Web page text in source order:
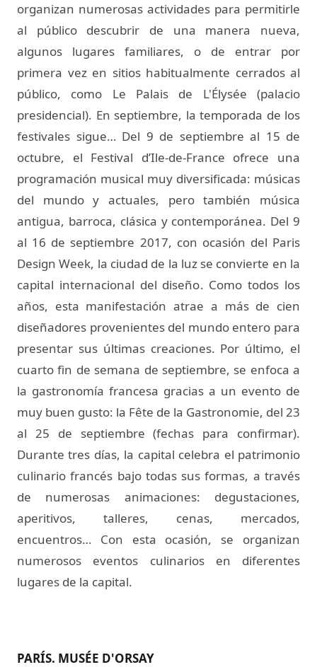
organizan numerosas actividades para permitirle
al público descubrir de una manera nueva,
algunos lugares familiares, o de entrar por
primera vez en sitios habitualmente cerrados al
público, como Le Palais de L'Élysée (palacio
presidencial). En septiembre, la temporada de los
festivales sigue… Del 9 de septiembre al 15 de
octubre, el Festival d’Ile-de-France ofrece una
programación musical muy diversificada: músicas
del mundo y actuales, pero también música
antigua, barroca, clásica y contemporánea. Del 9
al 16 de septiembre 2017, con ocasión del Paris
Design Week, la ciudad de la luz se convierte en la
capital internacional del diseño. Como todos los
años, esta manifestación atrae a más de cien
diseñadores provenientes del mundo entero para
presentar sus últimas creaciones. Por último, el
cuarto fin de semana de septiembre, se enfoca a
la gastronomía francesa gracias a un evento de
muy buen gusto: la Fête de la Gastronomie, del 23
al 25 de septiembre (fechas para confirmar).
Durante tres días, la capital celebra el patrimonio
culinario francés bajo todas sus formas, a través
de numerosas animaciones: degustaciones,
aperitivos, talleres, cenas, mercados,
encuentros… Con esta ocasión, se organizan
numerosos eventos culinarios en diferentes
lugares de la capital.
PARÍS. MUSÉE D'ORSAY